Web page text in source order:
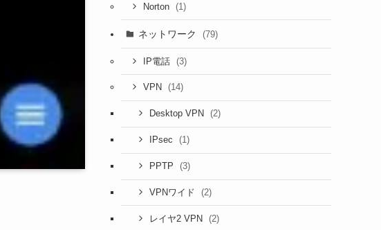
Norton (1)
ネットワーク (79)
IP電話 (3)
VPN (14)
Desktop VPN (2)
IPsec (1)
PPTP (3)
VPNワイド (2)
レイヤ2 VPN (2)